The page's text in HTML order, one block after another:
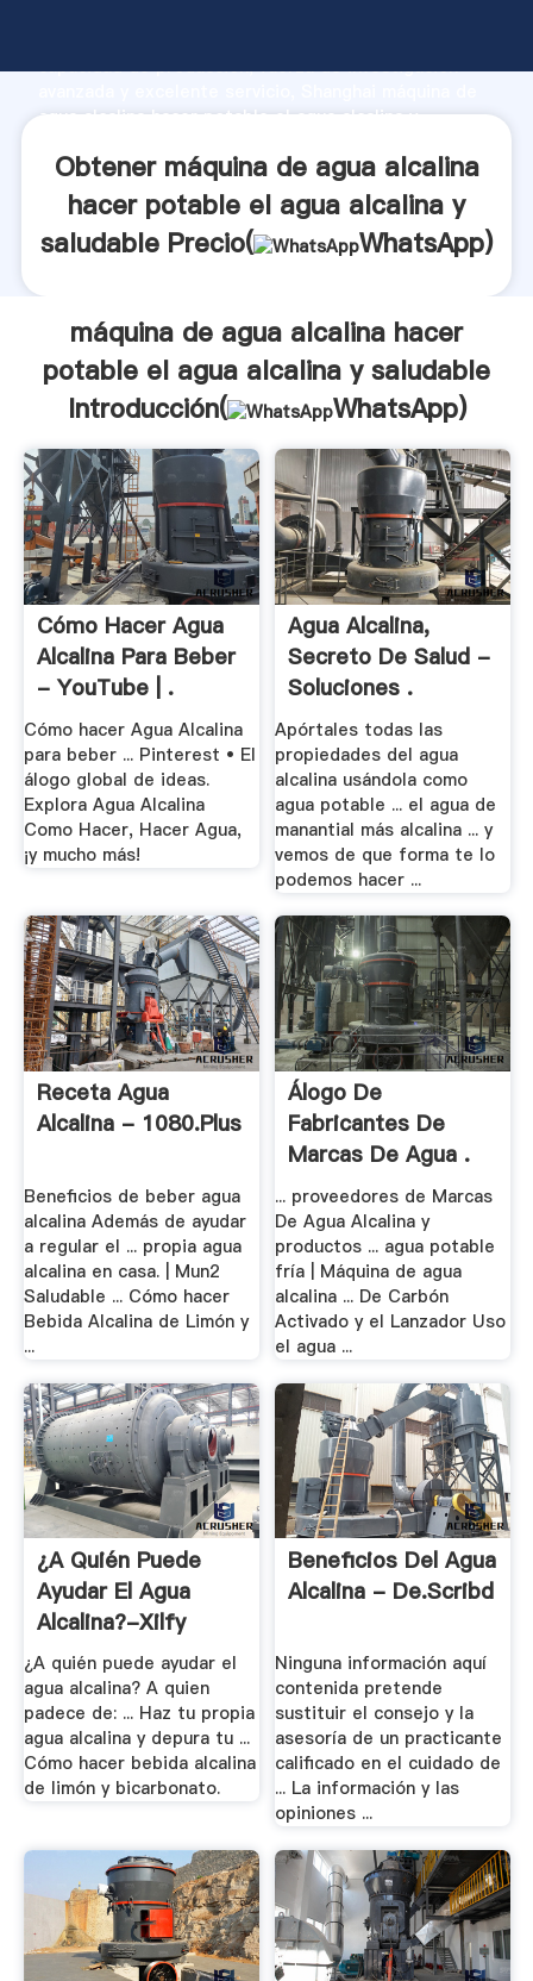
capacidad de producción, fuerza de investigación
agua alcalina hacer potable el agua alcalina y
todos los clientes.
Obtener máquina de agua alcalina
hacer potable el agua alcalina y
saludable Precio(
WhatsApp)
máquina de agua alcalina hacer
potable el agua alcalina y saludable
Introducción(
WhatsApp)
Cómo Hacer Agua
Alcalina Para Beber
- YouTube | .
Cómo hacer Agua Alcalina
para beber ... Pinterest • El
álogo global de ideas.
Explora Agua Alcalina
Como Hacer, Hacer Agua,
¡y mucho más!
Agua Alcalina,
Secreto De Salud -
Soluciones .
Apórtales todas las
propiedades del agua
alcalina usándola como
agua potable ... el agua de
manantial más alcalina ... y
vemos de que forma te lo
podemos hacer ...
Receta Agua
Alcalina - 1080.plus
Beneficios de beber agua
alcalina Además de ayudar
a regular el ... propia agua
alcalina en casa. | Mun2
Saludable ... Cómo hacer
Bebida Alcalina de Limón y
...
Álogo De
Fabricantes De
Marcas De Agua .
... proveedores de Marcas
De Agua Alcalina y
productos ... agua potable
fría | Máquina de agua
alcalina ... De Carbón
Activado y el Lanzador Uso
el agua ...
¿A Quién Puede
Ayudar El Agua
Alcalina?-Xilfy
¿A quién puede ayudar el
agua alcalina? A quien
padece de: ... Haz tu propia
agua alcalina y depura tu ...
Cómo hacer bebida alcalina
de limón y bicarbonato.
Beneficios Del Agua
Alcalina - De.scribd
Ninguna información aquí
contenida pretende
sustituir el consejo y la
asesoría de un practicante
calificado en el cuidado de
... La información y las
opiniones ...